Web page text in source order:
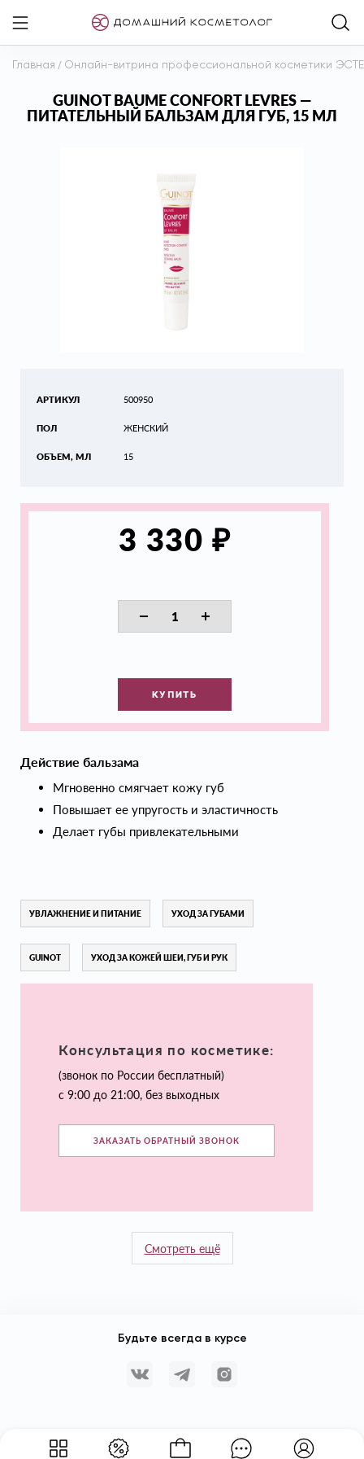
Главная / Онлайн-витрина профессиональной косметики
GUINOT BAUME CONFORT LEVRES —
ПИТАТЕЛЬНЫЙ БАЛЬЗАМ ДЛЯ ГУБ, 15 МЛ
АРТИКУЛ
ПОЛ
ОБЪЕМ, МЛ
500950
ЖЕНСКИЙ
15
3 330 ₽
КУПИТЬ
Действие бальзама
Мгновенно смягчает кожу губ
Повышает ее упругость и эластичность
Делает губы привлекательными
УВЛАЖНЕНИЕ И ПИТАНИЕ УХОД ЗА ГУБАМИ
GUINOT УХОД ЗА КОЖЕЙ ШЕИ, ГУБ И РУК
Консультация по косметике:
(звонок по России бесплатный)
с 9:00 до 21:00, без выходных
ЗАКАЗАТЬ ОБРАТНЫЙ ЗВОНОК
Смотреть ещё
Будьте всегда в курсе